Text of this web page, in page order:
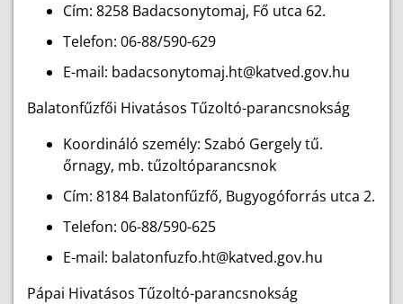
Cím: 8258 Badacsonytomaj, Fő utca 62.
Telefon: 06-88/590-629
E-mail: badacsonytomaj.ht@katved.gov.hu
Balatonfűzfői Hivatásos Tűzoltó-parancsnokság
Koordináló személy: Szabó Gergely tű.
őrnagy, mb. tűzoltóparancsnok
Cím: 8184 Balatonfűzfő, Bugyogóforrás utca 2.
Telefon: 06-88/590-625
E-mail: balatonfuzfo.ht@katved.gov.hu
Pápai Hivatásos Tűzoltó-parancsnokság